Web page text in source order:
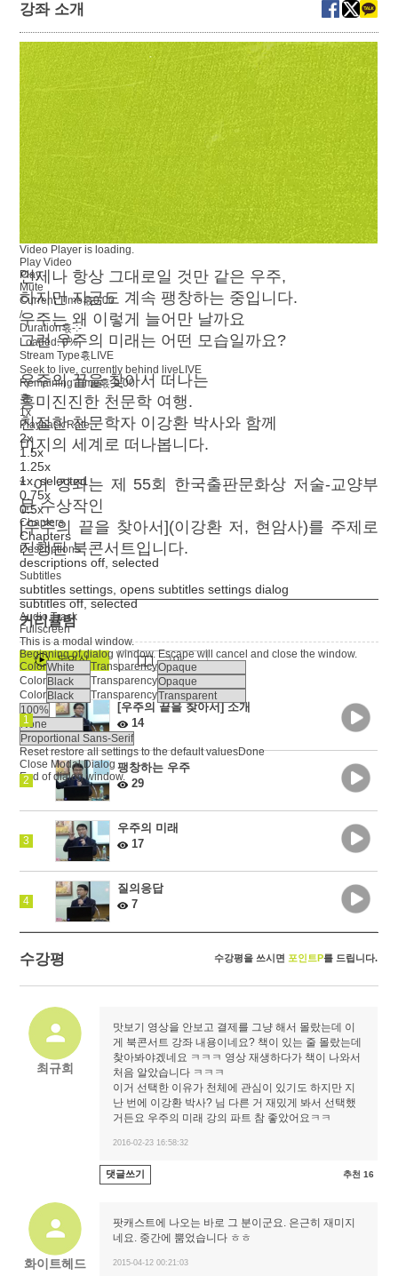
강좌 소개
Video Player is loading.
Play Video
Play
Mute
Current Time혻0:00
/
Duration혻-:-
Loaded:0%
Stream Type혻LIVE
Seek to live, currently behind liveLIVE
Remaining Time혻-0:00
혻
1x
Playback Rate
2x
1.5x
1.25x
1x, selected
0.75x
0.5x
Chapters
Chapters
Descriptions
descriptions off , selected
Subtitles
subtitles settings , opens subtitles settings dialog
subtitles off, selected
Audio Track
Fullscreen
This is a modal window.
Beginning of dialog window. Escape will cancel and close the window.
Color
Transparency
Color
Transparency
Color
Transparency
Resetrestore all settings to the default valuesDone
Close Modal Dialog
End of dialog window.
언제나 항상 그대로일 것만 같은 우주,
하지만 지금도 계속 팽창하는 중입니다.
우주는 왜 이렇게 늘어만 날까요
그런 우주의 미래는 어떤 모습일까요?
우주의 끝을 찾아서 떠나는
흥미진진한 천문학 여행.
친절한 천문학자 이강환 박사와 함께
미지의 세계로 떠나봅니다.
* 이 강좌는 제 55회 한국출판문화상 저술-교양부
문 수상작인
[우주의 끝을 찾아서](이강환 저, 현암사)를 주제로
진행된 북콘서트입니다.
커리큘럼
1
[우주의 끝을 찾아서] 소개
14
2
팽창하는 우주
29
3
우주의 미래
17
4
질의응답
7
수강평 수강평을 쓰시면 포인트P를 드립니다.
최규희
맛보기 영상을 안보고 결제를 그냥 해서 몰랐는데 이
게 북콘서트 강좌 내용이네요? 책이 있는 줄 몰랐는데
찾아봐야겠네요 ㅋㅋㅋ 영상 재생하다가 책이 나와서
처음 알았습니다 ㅋㅋㅋ
이거 선택한 이유가 천체에 관심이 있기도 하지만 지
난 번에 이강환 박사? 님 다른 거 재밌게 봐서 선택했
거든요 우주의 미래 강의 파트 참 좋았어요ㅋㅋ
2016-02-23 16:58:32
댓글쓰기 추천 16
화이트헤드
팟캐스트에 나오는 바로 그 분이군요. 은근히 재미지
네요. 중간에 뿜었습니다 ㅎㅎ
2015-04-12 00:21:03